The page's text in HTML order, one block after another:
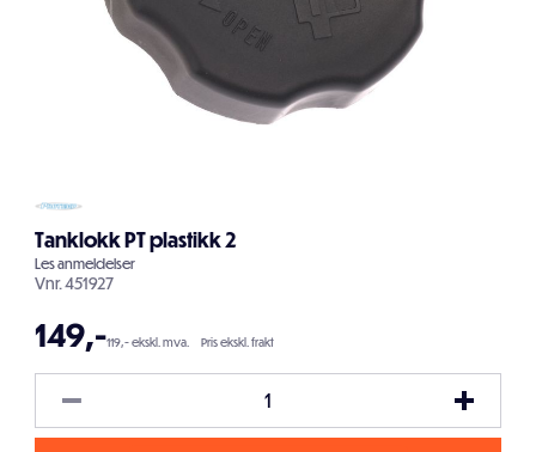
Tanklokk PT plastikk 2
Lesanmeldelser
Vnr.451927
149,-119,- ekskl. mva. Pris ekskl. frakt